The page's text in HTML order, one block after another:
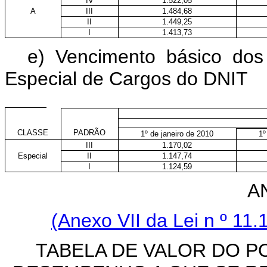
A
III
1.484,68
II
1.449,25
I
1.413,73
e) Vencimento básico
Especial de Cargos do DNIT
CLASSE PADRÃO 1º de janeiro de 2010
III
1.170,02
Especial
II
1.147,74
I
1.124,59
(Anexo VII da Lei n º
TABELA DE VALOR DO